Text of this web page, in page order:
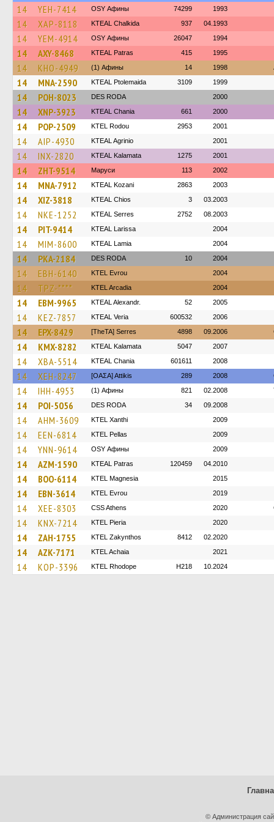
14
YEH-7414 OSY Афины 74299 1993
14 XAP-8118 KTEAL Chalkida 937 04.1993
14 YEM-4914 OSY Афины 26047 1994
14 AXY-8468 KTEAL Patras 415 1995
14 KHO-4949 (1) Афины 14 1998
14 MNA-2590 KTEAL Ptolemaida 3109 1999
14 POH-8023 DES RODA 2000
14 XNP-3923 KTEAL Chania 661 2000
14 POP-2509 ΚΤΕL Rodou 2953 2001
14 AIP-4930 KTEAL Agrinio 2001
14 INX-2820 KTEAL Kalamata 1275 2001
14 ZHT-9514 Маруси 113 2002
14 MNA-7912 KTEAL Kozani 2863 2003
14 XIZ-3818 KTEAL Chios 3 03.2003
14 NKE-1252 KTEAL Serres 2752 08.2003
14 PIT-9414 KTEAL Larissa 2004
14 MIM-8600 KTEAL Lamia 2004
14 PKA-2184 DES RODA 10 2004
14 EBH-6140 KTEL Evrou 2004
14 TPZ-**** KTEL Arcadia 2004
14 EBM-9965 KTEAL Alexandr. 52 2005
14 KEZ-7857 KTEAL Veria 600532 2006
14 EPX-8429 [TheTA] Serres 4898 09.2006
14 KMX-8282 KTEAL Kalamata 5047 2007
14 XBA-5514 KTEAL Chania 601611 2008
14 XEH-8247 [ΟΑΣΑ] Αttikis 289 2008
14 IHH-4953 (1) Афины 821 02.2008
14 POI-5056 DES RODA 34 09.2008
14 AHM-3609 KTEL Xanthi 2009
14 EEN-6814 KTEL Pellas 2009
14 YNN-9614 OSY Афины 2009
14 AZM-1590 KTEAL Patras 120459 04.2010
14 BOO-6114 ΚΤΕL Magnesia 2015
14 EBN-3614 KTEL Evrou 2019
14 XEE-8303 CSS Athens 2020
14 KNX-7214 KTEL Pieria 2020
14 ZAH-1755 KTEL Zakynthos 8412 02.2020
14 AZK-7171 KTEL Achaia 2021
14 KOP-3396 KTEL Rhodope H218 10.2024
© Администрация